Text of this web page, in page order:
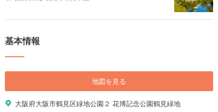
基本情報
地図を見る
大阪府大阪市鶴見区緑地公園２ 花博記念公園鶴見緑地